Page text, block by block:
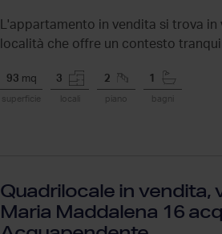
L'appartamento in vendita si trova
località che offre un contesto
93 mq
superficie
3
locali
2
piano
1
bagni
Quadrilocale in vendita,
Maria Maddalena 16